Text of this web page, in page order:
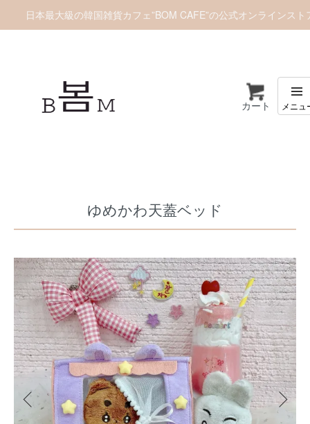
日本最大級の韓国雑貨カフェ”BOM CAFE”の公式オンラインスト
カート
ゆめかわ天蓋ベッド